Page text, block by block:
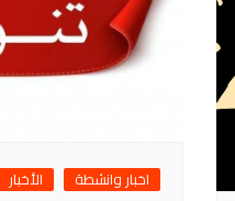
اخبار وانشطة الأخبار